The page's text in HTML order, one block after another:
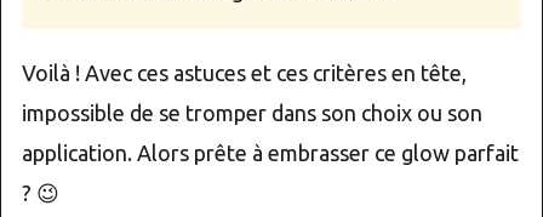
Voilà ! Avec ces astuces et ces critères en tête,
impossible de se tromper dans son choix ou son
application. Alors prête à embrasser ce glow parfait
? 😉